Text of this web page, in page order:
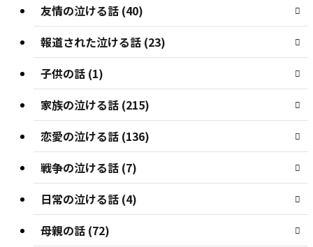
友情の泣ける話 (40)
報道された泣ける話 (23)
子供の話 (1)
家族の泣ける話 (215)
恋愛の泣ける話 (136)
戦争の泣ける話 (7)
日常の泣ける話 (4)
母親の話 (72)